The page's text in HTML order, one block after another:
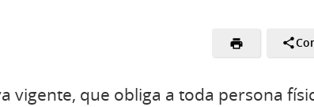
vigente, que obliga a toda persona